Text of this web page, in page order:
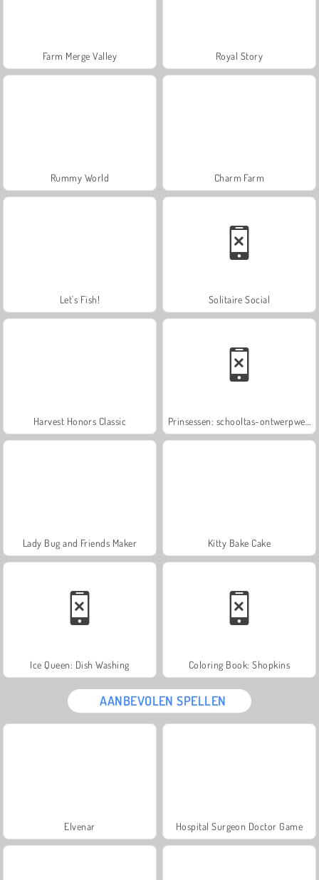
Farm Merge Valley Royal Story
Rummy World Charm Farm
Let's Fish! Solitaire Social
Harvest Honors Classic
Lady Bug and Friends Maker Kitty Bake Cake
Ice Queen: Dish Washing Coloring Book: Shopkins
AANBEVOLEN SPELLEN
Elvenar Hospital Surgeon Doctor Game